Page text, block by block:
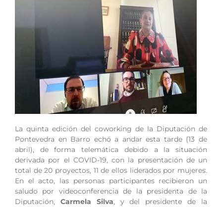
La quinta edición del coworking de la Diputación de
Pontevedra en Barro echó a andar esta tarde (13 de
abril), de forma telemática debido a la situación
derivada por el COVID-19, con la presentación de un
total de 20 proyectos, 11 de ellos liderados por mujeres.
En el acto, las personas participantes recibieron un
saludo por videoconferencia de la presidenta de la
Diputación, Carmela Silva, y del presidente de la